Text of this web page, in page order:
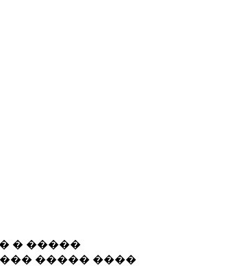
� �����
����� ����